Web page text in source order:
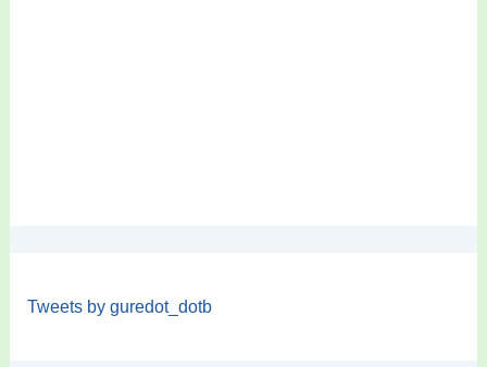
Tweets by guredot_dotb